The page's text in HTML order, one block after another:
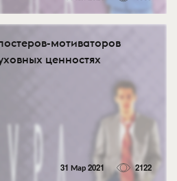
мотиваторов
ценностях
31 Мар 2021 2122